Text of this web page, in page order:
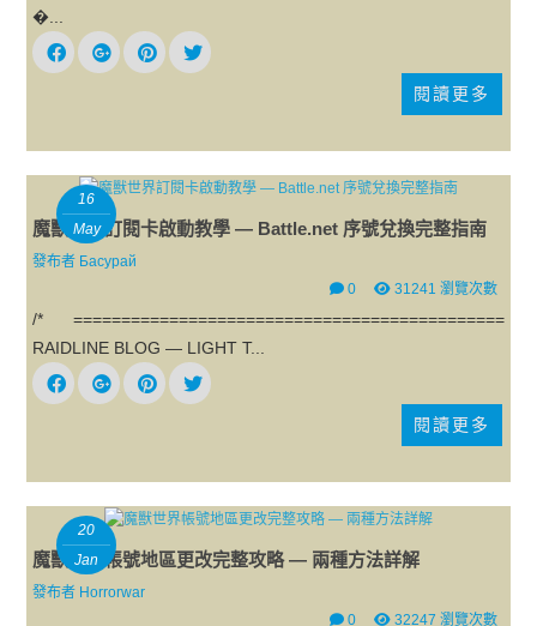
�...
閱讀更多
16
May
魔獸世界訂閱卡啟動教學 — Battle.net 序號兌換完整指南
發布者 Басурай
0
31241 瀏覽次數
/* =============================================
RAIDLINE BLOG — LIGHT T...
閱讀更多
20
Jan
魔獸世界帳號地區更改完整攻略 — 兩種方法詳解
發布者 Horrorwar
0
32247 瀏覽次數